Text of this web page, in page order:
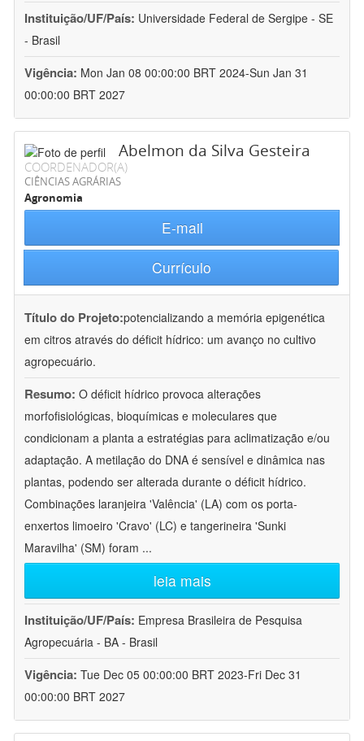
Instituição/UF/País: Universidade Federal de Sergipe - SE
- Brasil
Vigência: Mon Jan 08 00:00:00 BRT 2024-Sun Jan 31
00:00:00 BRT 2027
Abelmon da Silva Gesteira
COORDENADOR(A)
CIÊNCIAS AGRÁRIAS
Agronomia
E-mail
Currículo
Título do Projeto:potencializando a memória epigenética
em citros através do déficit hídrico: um avanço no cultivo
agropecuário.
Resumo: O déficit hídrico provoca alterações
morfofisiológicas, bioquímicas e moleculares que
condicionam a planta a estratégias para aclimatização e/ou
adaptação. A metilação do DNA é sensível e dinâmica nas
plantas, podendo ser alterada durante o déficit hídrico.
Combinações laranjeira 'Valência' (LA) com os porta-
enxertos limoeiro 'Cravo' (LC) e tangerineira 'Sunki
Maravilha' (SM) foram ...
leia mais
Instituição/UF/País: Empresa Brasileira de Pesquisa
Agropecuária - BA - Brasil
Vigência: Tue Dec 05 00:00:00 BRT 2023-Fri Dec 31
00:00:00 BRT 2027